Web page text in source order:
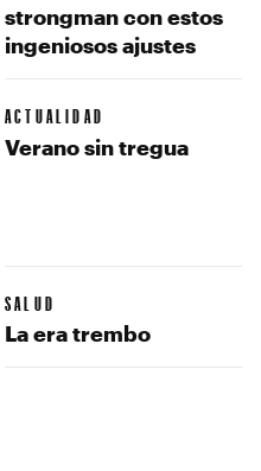
strongman con estos
ingeniosos ajustes
ACTUALIDAD
Verano sin tregua
SALUD
La era trembo